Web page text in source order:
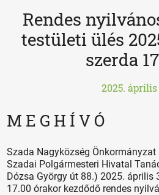
Rendes
testületi ülés
szerda
2025. április
M E G H Í V Ó
Szada Nagyközség Önkormányzat
Szadai Polgármesteri Hivatal
Dózsa György út 88.) 2025. április
17.00 órakor kezdődő rendes